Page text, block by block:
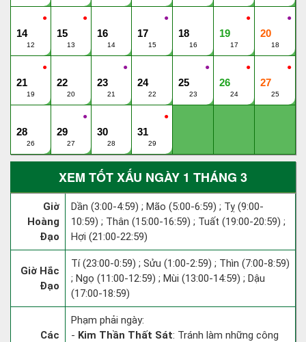
●
14
12
●
15
13
16
14
●
17
15
18
16
●
19
17
●
20
18
●
21
19
22
20
●
23
21
24
22
●
25
23
●
26
24
●
27
25
28
26
●
29
27
30
28
●
31
29
XEM TỐT XẤU NGÀY 1 THÁNG 3
Giờ
Hoàng
Đạo
Dần (3:00-4:59) ; Mão (5:00-6:59) ; Tỵ (9:00-
10:59) ; Thân (15:00-16:59) ; Tuất (19:00-20:59) ;
Hợi (21:00-22:59)
Giờ Hắc
Đạo
Tí (23:00-0:59) ; Sửu (1:00-2:59) ; Thìn (7:00-8:59)
; Ngọ (11:00-12:59) ; Mùi (13:00-14:59) ; Dậu
(17:00-18:59)
Các
Phạm phải ngày:
- Kim Thần Thất Sát: Tránh làm những công